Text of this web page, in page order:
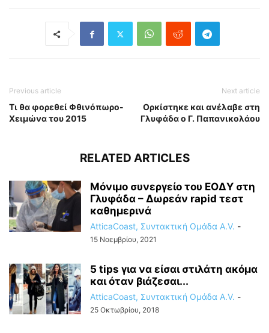
Previous article
Τι θα φορεθεί Φθινόπωρο-
Χειμώνα του 2015
Next article
Ορκίστηκε και ανέλαβε στη
Γλυφάδα ο Γ. Παπανικολάου
RELATED ARTICLES
Μόνιμο συνεργείο του ΕΟΔΥ στη
Γλυφάδα – Δωρεάν rapid τεστ
καθημερινά
AtticaCoast, Συντακτική Ομάδα A.V. -
15 Νοεμβρίου, 2021
5 tips για να είσαι στιλάτη ακόμα
και όταν βιάζεσαι...
AtticaCoast, Συντακτική Ομάδα A.V. -
25 Οκτωβρίου, 2018